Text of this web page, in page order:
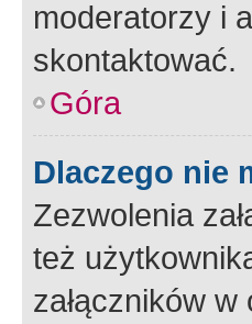
moderatorzy i
skontaktować.
Góra
Dlaczego nie
Zezwolenia
też
załączników